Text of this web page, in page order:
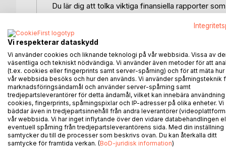
Du lär dig att tolka viktiga finansiella rapporter
effektiva budgeteringstekniker och få tillgång till
guidar dig också genom den komplexa svenska
skattelagen och bokföringslagen. Dessutom
inklusive användningen av bokföringsprogram,
Denna bok är utformad för att vara praktisk och
hämtade från företags erfarenheter, vilket ger
boken kommer du inte bara att förstå grunderna
självförtroende som krävs för att hantera dina
Boken är skriven på ett tydligt och koncist
grundläggande ekonomiska principer, viktiga
Vi fördjupar oss också i hur ny teknik påverkar
ekonomiska landskap. Genom illustrativa
Vi respekterar dataskydd
Vi använder cookies och liknande teknologi på vår webbsida. Vissa av
väsentliga och tekniskt nödvändiga. Vi använder även metoder för att
(t.ex. cookies eller fingerprints samt server-spårning) och för att mäta hur
vår webbsida besöks och hur den används. Vi använder spårningsteknik
marknadsföringsändamål och använder server-spårning samt
tredjepartsleverantörer för detta ändamål, vilket kan innebära användning
cookies, fingerprints, spårningspixlar och IP-adresser på olika enheter. Vi
bäddar även in tredjepartsinnehåll från andra leverantörer
vår webbsida. Vi har inget inflytande över den vidare databehandlingen
eventuell spårning från tredjepartsleverantörens sida. Med din inställning
samtycker du till de processer som beskrivs ovan. Du kan återkalla ditt
samtycke för framtida verkan. (BoD-juridisk information)